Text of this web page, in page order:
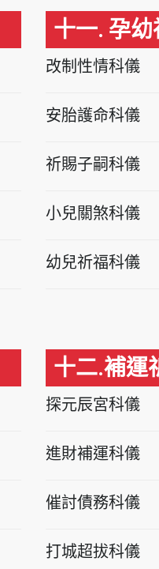
十一. 孕
改制性情科儀
安胎護命科儀
祈賜子嗣科儀
小兒關煞科儀
幼兒祈福科儀
十二.補運
探元辰宮科儀
進財補運科儀
催討債務科儀
打城超拔科儀